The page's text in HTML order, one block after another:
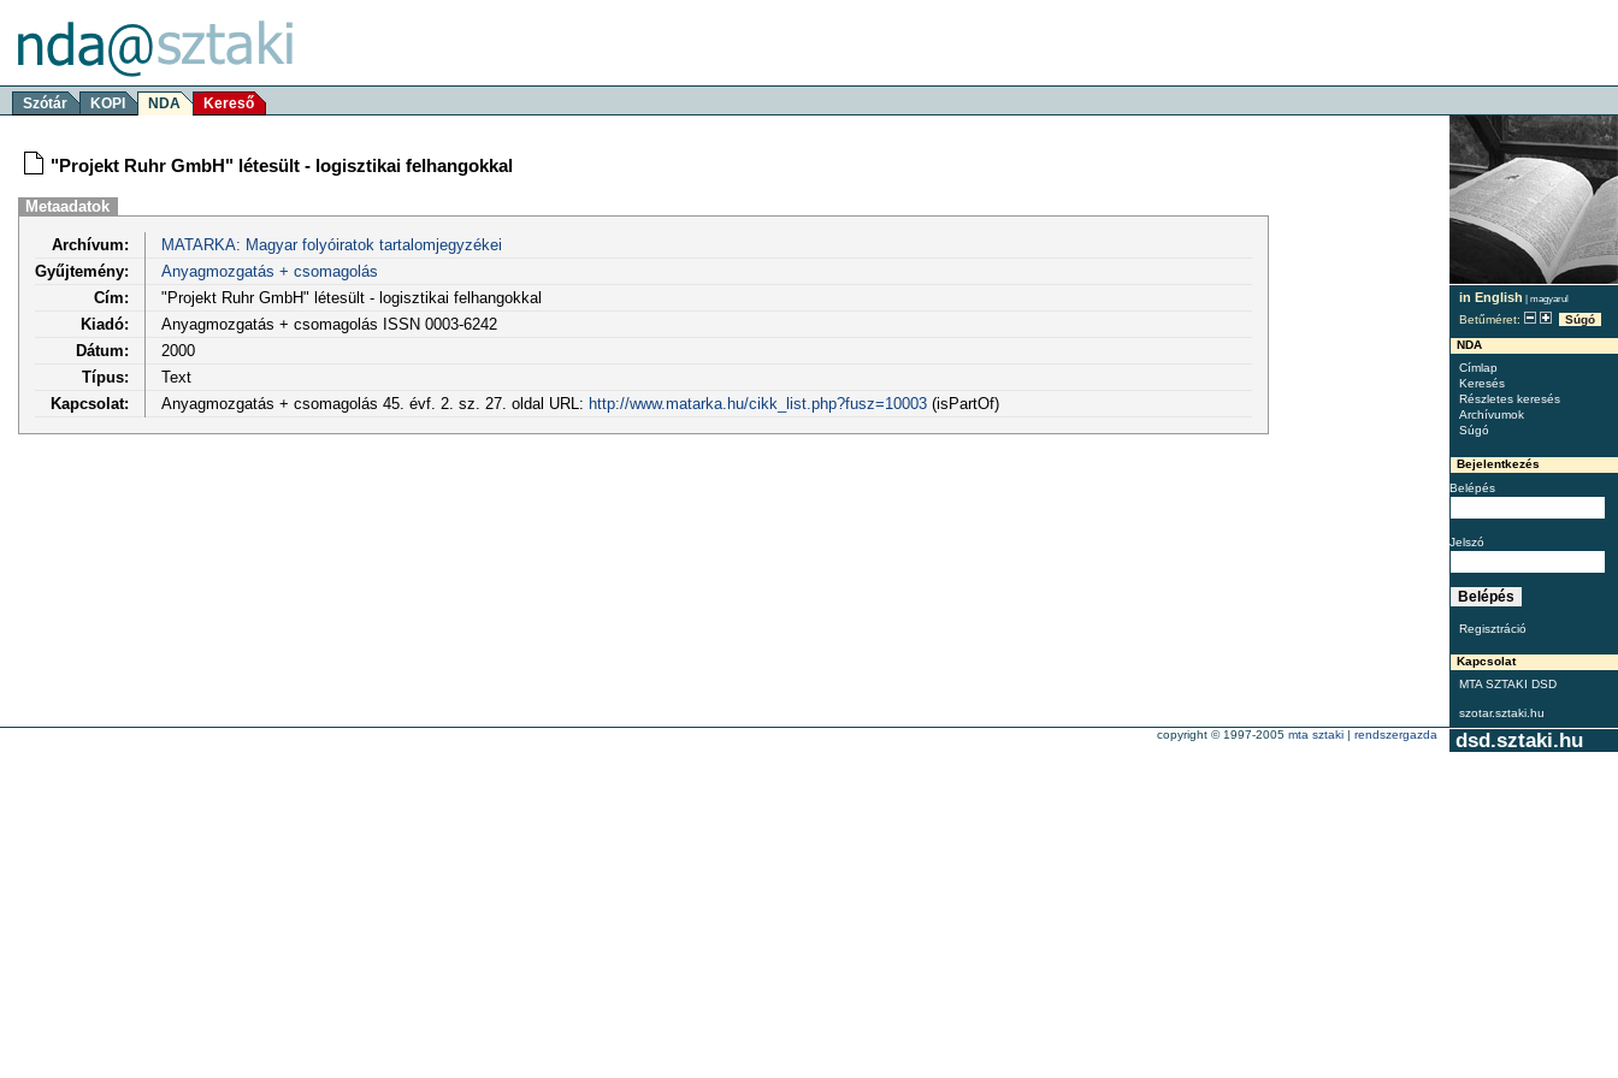
Szótár KOPI NDA Kereső
in English | magyarul
Betűméret:
Súgó
NDA
Címlap
Keresés
Részletes keresés
Archívumok
Súgó
Bejelentkezés
Belépés
Jelszó
Regisztráció
Kapcsolat
MTA SZTAKI DSD
szotar.sztaki.hu
"Projekt Ruhr GmbH" létesült - logisztikai felhangokkal
Metaadatok
Archívum:
MATARKA: Magyar folyóiratok tartalomjegyzékei
Gyűjtemény:
Anyagmozgatás + csomagolás
Cím:
"Projekt Ruhr GmbH" létesült - logisztikai felhangokkal
Kiadó:
Anyagmozgatás + csomagolás ISSN 0003-6242
Dátum:
2000
Típus:
Text
Kapcsolat:
Anyagmozgatás + csomagolás 45. évf. 2. sz. 27. oldal URL: http://www.matarka.hu/cikk_list.php?fusz=10003(isPartOf)
dsd.sztaki.hu
copyright © 1997-2005 mta sztaki | rendszergazda